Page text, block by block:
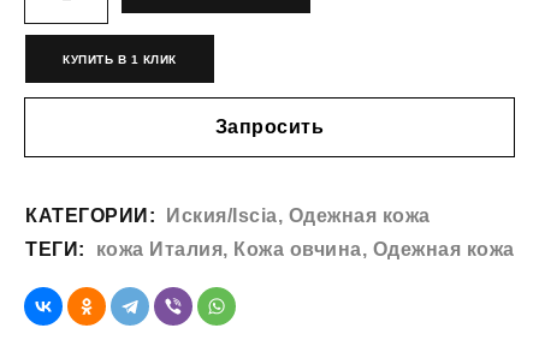
КУПИТЬ В 1 КЛИК
Запросить
КАТЕГОРИИ: Иския/Iscia, Одежная кожа
ТЕГИ:
кожа Италия, Кожа овчина, Одежная кожа